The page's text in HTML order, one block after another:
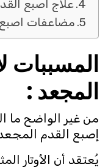
علاج اصبع
مضاعفات اصبع
المسببات
المجعد :
من غير الواضح ما
إصبع القدم المجعد
يُعتقد أن الأوتار